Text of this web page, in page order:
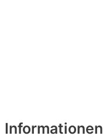
Informationen